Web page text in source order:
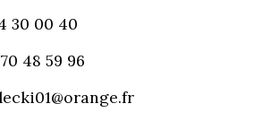
30 00 40
48 59 96